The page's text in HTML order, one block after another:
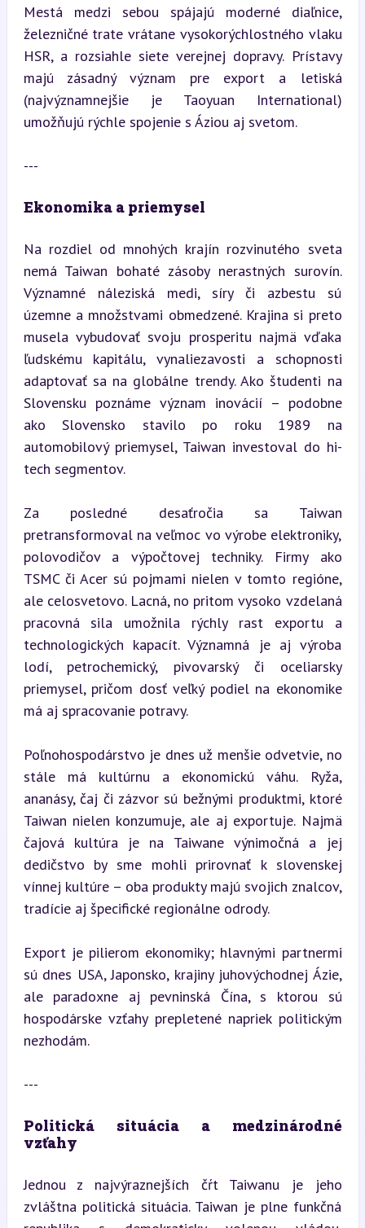
Mestá medzi sebou spájajú moderné diaľnice,
železničné trate vrátane vysokorýchlostného vlaku
HSR, a rozsiahle siete verejnej dopravy. Prístavy
majú zásadný význam pre export a letiská
(najvýznamnejšie je Taoyuan International)
umožňujú rýchle spojenie s Áziou aj svetom.
---
Ekonomika a priemysel
Na rozdiel od mnohých krajín rozvinutého sveta
nemá Taiwan bohaté zásoby nerastných surovín.
Významné náleziská medi, síry či azbestu sú
územne a množstvami obmedzené. Krajina si preto
musela vybudovať svoju prosperitu najmä vďaka
ľudskému kapitálu, vynaliezavosti a schopnosti
adaptovať sa na globálne trendy. Ako študenti na
Slovensku poznáme význam inovácií – podobne
ako Slovensko stavilo po roku 1989 na
automobilový priemysel, Taiwan investoval do hi-
tech segmentov.
Za posledné desaťročia sa Taiwan
pretransformoval na veľmoc vo výrobe elektroniky,
polovodičov a výpočtovej techniky. Firmy ako
TSMC či Acer sú pojmami nielen v tomto regióne,
ale celosvetovo. Lacná, no pritom vysoko vzdelaná
pracovná sila umožnila rýchly rast exportu a
technologických kapacít. Významná je aj výroba
lodí, petrochemický, pivovarský či oceliarsky
priemysel, pričom dosť veľký podiel na ekonomike
má aj spracovanie potravy.
Poľnohospodárstvo je dnes už menšie odvetvie, no
stále má kultúrnu a ekonomickú váhu. Ryža,
ananásy, čaj či zázvor sú bežnými produktmi, ktoré
Taiwan nielen konzumuje, ale aj exportuje. Najmä
čajová kultúra je na Taiwane výnimočná a jej
dedičstvo by sme mohli prirovnať k slovenskej
vínnej kultúre – oba produkty majú svojich znalcov,
tradície aj špecifické regionálne odrody.
Export je pilierom ekonomiky; hlavnými partnermi
sú dnes USA, Japonsko, krajiny juhovýchodnej Ázie,
ale paradoxne aj pevninská Čína, s ktorou sú
hospodárske vzťahy prepletené napriek politickým
nezhodám.
---
Politická situácia a medzinárodné
vzťahy
Jednou z najvýraznejších čŕt Taiwanu je jeho
zvláštna politická situácia. Taiwan je plne funkčná